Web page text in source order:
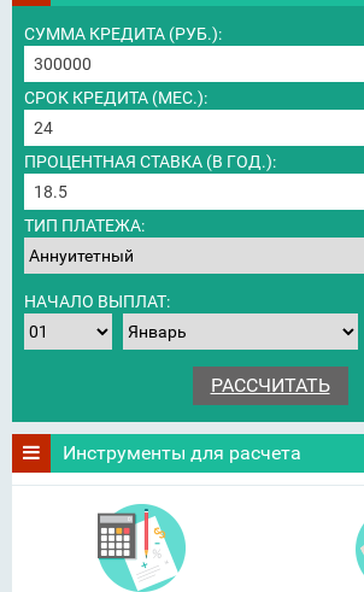
СУММА КРЕДИТА (РУБ.):
СРОК КРЕДИТА (МЕС.):
ПРОЦЕНТНАЯ СТАВКА (В ГОД.):
ТИП ПЛАТЕЖА:
НАЧАЛО ВЫПЛАТ:
Инструменты для расчета